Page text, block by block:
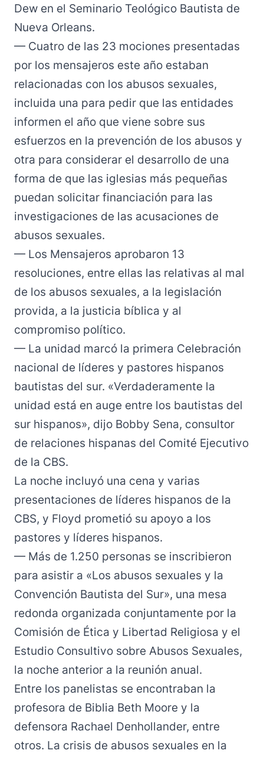
Dew en el Seminario Teológico Bautista de
Nueva Orleans.
— Cuatro de las 23 mociones presentadas
por los mensajeros este año estaban
relacionadas con los abusos sexuales,
incluida una para pedir que las entidades
informen el año que viene sobre sus
esfuerzos en la prevención de los abusos y
otra para considerar el desarrollo de una
forma de que las iglesias más pequeñas
puedan solicitar financiación para las
investigaciones de las acusaciones de
abusos sexuales.
— Los Mensajeros aprobaron 13
resoluciones, entre ellas las relativas al mal
de los abusos sexuales, a la legislación
provida, a la justicia bíblica y al
compromiso político.
— La unidad marcó la primera Celebración
nacional de líderes y pastores hispanos
bautistas del sur. «Verdaderamente la
unidad está en auge entre los bautistas del
sur hispanos», dijo Bobby Sena, consultor
de relaciones hispanas del Comité Ejecutivo
de la CBS.
La noche incluyó una cena y varias
presentaciones de líderes hispanos de la
CBS, y Floyd prometió su apoyo a los
pastores y líderes hispanos.
— Más de 1.250 personas se inscribieron
para asistir a «Los abusos sexuales y la
Convención Bautista del Sur», una mesa
redonda organizada conjuntamente por la
Comisión de Ética y Libertad Religiosa y el
Estudio Consultivo sobre Abusos Sexuales,
la noche anterior a la reunión anual.
Entre los panelistas se encontraban la
profesora de Biblia Beth Moore y la
defensora Rachael Denhollander, entre
otros. La crisis de abusos sexuales en la